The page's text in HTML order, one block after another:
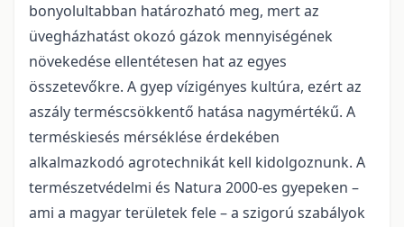
bonyolultabban határozható meg, mert az
üvegházhatást okozó gázok mennyiségének
növekedése ellentétesen hat az egyes
összetevőkre. A gyep vízigényes kultúra, ezért az
aszály terméscsökkentő hatása nagymértékű. A
terméskiesés mérséklése érdekében
alkalmazkodó agrotechnikát kell kidolgoznunk. A
természetvédelmi és Natura 2000-es gyepeken –
ami a magyar területek fele – a szigorú szabályok